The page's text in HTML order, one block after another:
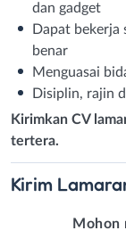
dan gadget
Dapat bekerja
benar
Menguasai
Disiplin, rajin
Kirimkan CV
tertera.
Kirim
Mohon